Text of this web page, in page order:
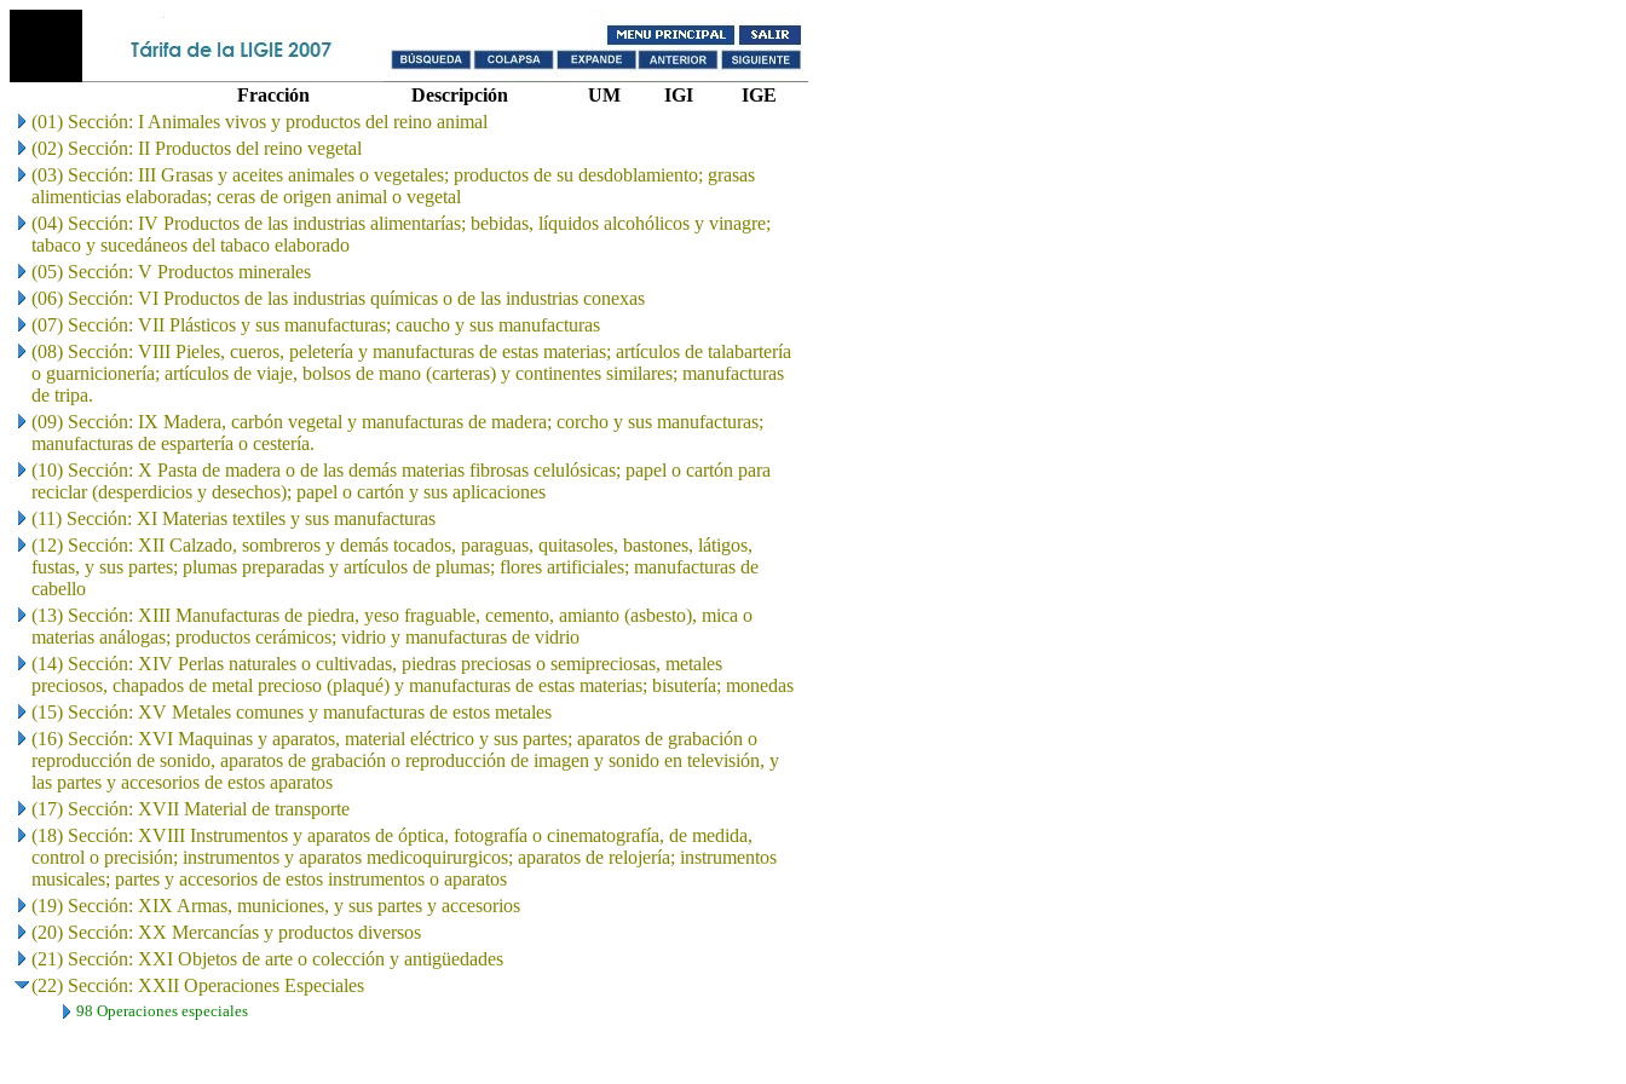
Fracción Descripción UM IGI
IGE
(01) Sección: I Animales vivos y productos del reino animal
(02) Sección: II Productos del reino vegetal
(03) Sección: III Grasas y aceites animales o vegetales; productos de su desdoblamiento; grasas
alimenticias elaboradas; ceras de origen animal o vegetal
(04) Sección: IV Productos de las industrias alimentarías; bebidas, líquidos alcohólicos y vinagre;
tabaco y sucedáneos del tabaco elaborado
(05) Sección: V Productos minerales
(06) Sección: VI Productos de las industrias químicas o de las industrias conexas
(07) Sección: VII Plásticos y sus manufacturas; caucho y sus manufacturas
(08) Sección: VIII Pieles, cueros, peletería y manufacturas de estas materias; artículos de talabartería
o guarnicionería; artículos de viaje, bolsos de mano (carteras) y continentes similares; manufacturas
de tripa.
(09) Sección: IX Madera, carbón vegetal y manufacturas de madera; corcho y sus manufacturas;
manufacturas de espartería o cestería.
(10) Sección: X Pasta de madera o de las demás materias fibrosas celulósicas; papel o cartón para
reciclar (desperdicios y desechos); papel o cartón y sus aplicaciones
(11) Sección: XI Materias textiles y sus manufacturas
(12) Sección: XII Calzado, sombreros y demás tocados, paraguas, quitasoles, bastones, látigos,
fustas, y sus partes; plumas preparadas y artículos de plumas; flores artificiales; manufacturas de
cabello
(13) Sección: XIII Manufacturas de piedra, yeso fraguable, cemento, amianto (asbesto), mica o
materias análogas; productos cerámicos; vidrio y manufacturas de vidrio
(14) Sección: XIV Perlas naturales o cultivadas, piedras preciosas o semipreciosas, metales
preciosos, chapados de metal precioso (plaqué) y manufacturas de estas materias; bisutería; monedas
(15) Sección: XV Metales comunes y manufacturas de estos metales
(16) Sección: XVI Maquinas y aparatos, material eléctrico y sus partes; aparatos de grabación o
reproducción de sonido, aparatos de grabación o reproducción de imagen y sonido en televisión, y
las partes y accesorios de estos aparatos
(17) Sección: XVII Material de transporte
(18) Sección: XVIII Instrumentos y aparatos de óptica, fotografía o cinematografía, de medida,
control o precisión; instrumentos y aparatos medicoquirurgicos; aparatos de relojería; instrumentos
musicales; partes y accesorios de estos instrumentos o aparatos
(19) Sección: XIX Armas, municiones, y sus partes y accesorios
(20) Sección: XX Mercancías y productos diversos
(21) Sección: XXI Objetos de arte o colección y antigüedades
(22) Sección: XXII Operaciones Especiales
98 Operaciones especiales